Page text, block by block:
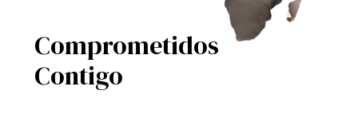
Comprometidos
Contigo